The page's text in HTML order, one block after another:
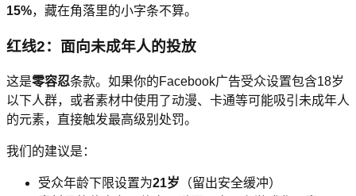
15%，藏在角落里的小字条不算。
红线2：面向未成年人的投放
这是零容忍条款。如果你的Facebook广告受众设置包含18岁
以下人群，或者素材中使用了动漫、卡通等可能吸引未成年人
的元素，直接触发最高级别处罚。
我们的建议是：
受众年龄下限设置为21岁 （留出安全缓冲）